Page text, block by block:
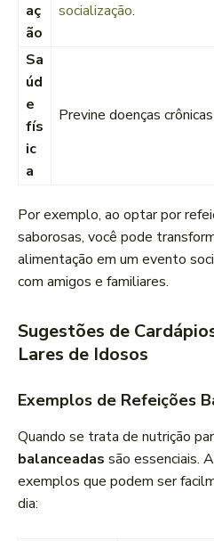
aç
ão
socialização.
Sa
úd
e
fís
ic
a
Previne doenças
Por exemplo, ao optar por
saborosas, você pode
alimentação em um evento
com amigos e familiares.
Sugestões de
Lares de Idosos
Exemplos de Refeições
Quando se trata de nutrição
balanceadas são essenciais.
exemplos que podem ser
dia: